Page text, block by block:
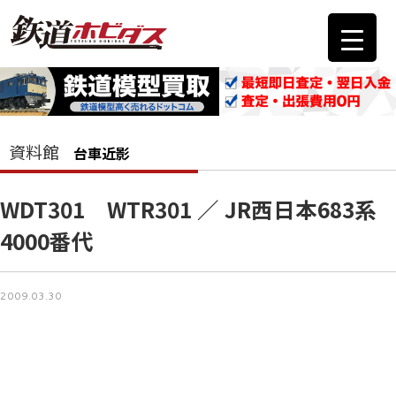
資料館 台車近影
WDT301 WTR301 ／ JR西日本683系
4000番代
2009.03.30